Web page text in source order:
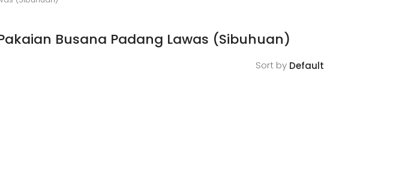
Busana Padang Lawas (Sibuhuan)
Sort by